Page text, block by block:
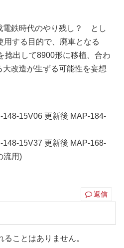
電鉄時代のやり残し？ とし
用する目的で、廃車となる
捻出して8900形に移植、合わ
改造が生ずる可能性を妄想
15V06 更新後 MAP-184-
15V37 更新後 MAP-168-
流用)
返信
ことはありません。